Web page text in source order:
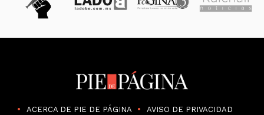
ACERCA DE PIE DE PÁGINA
AVISO DE PRIVACIDAD